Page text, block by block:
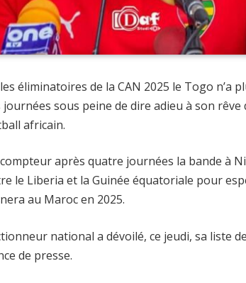
éliminatoires de la CAN 2025 le Togo n’a
sous peine de dire adieu à son
africain.
après quatre journées la bande à
le Liberia et la Guinée équatoriale pour
au Maroc en 2025.
national a dévoilé, ce jeudi, sa liste
de presse.